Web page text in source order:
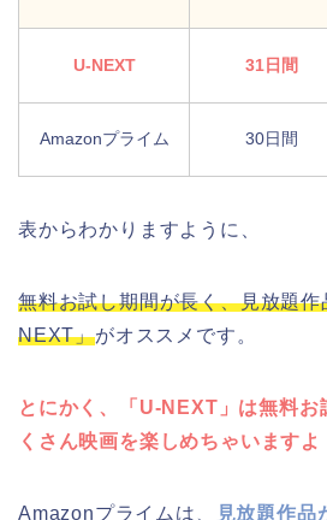
U-NEXT 31日間
Amazonプライム 30日間
表からわかりますように、
無料お試し期間が長く、見放題
NEXT」がオススメです。
とにかく、「U-NEXT」は無料お
くさん映画を楽しめちゃいますよ
Amazonプライムは、 見放題作品